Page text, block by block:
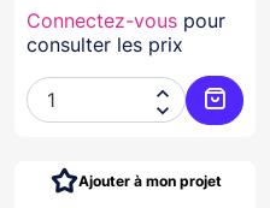
au panier
Connectez-vous pour
consulter les prix


Ajouter à mon projet